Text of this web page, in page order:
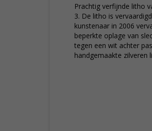
Prachtig verfijnde litho
3. De litho is
kunstenaar in 2006
beperkte oplage van
tegen een wit achter
handgemaakte zilveren